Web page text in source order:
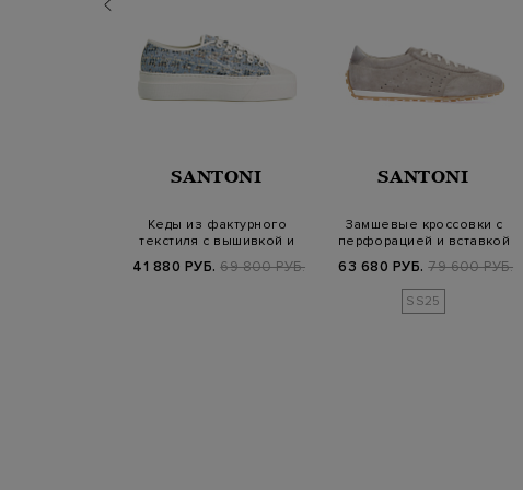
SANTONI
Кеды из фактурного
текстиля с вышивкой и
41 880 РУБ. 69 800 РУБ.
SANTONI
Замшевые кроссовки с
перфорацией и вставкой
63 680 РУБ. 79 600 РУБ.
SS25